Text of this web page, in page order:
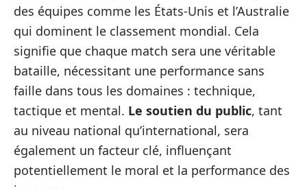
des équipes comme les États-Unis et l’Australie
qui dominent le classement mondial. Cela
signifie que chaque match sera une véritable
bataille, nécessitant une performance sans
faille dans tous les domaines : technique,
tactique et mental. Le soutien du public, tant
au niveau national qu’international, sera
également un facteur clé, influençant
potentiellement le moral et la performance des